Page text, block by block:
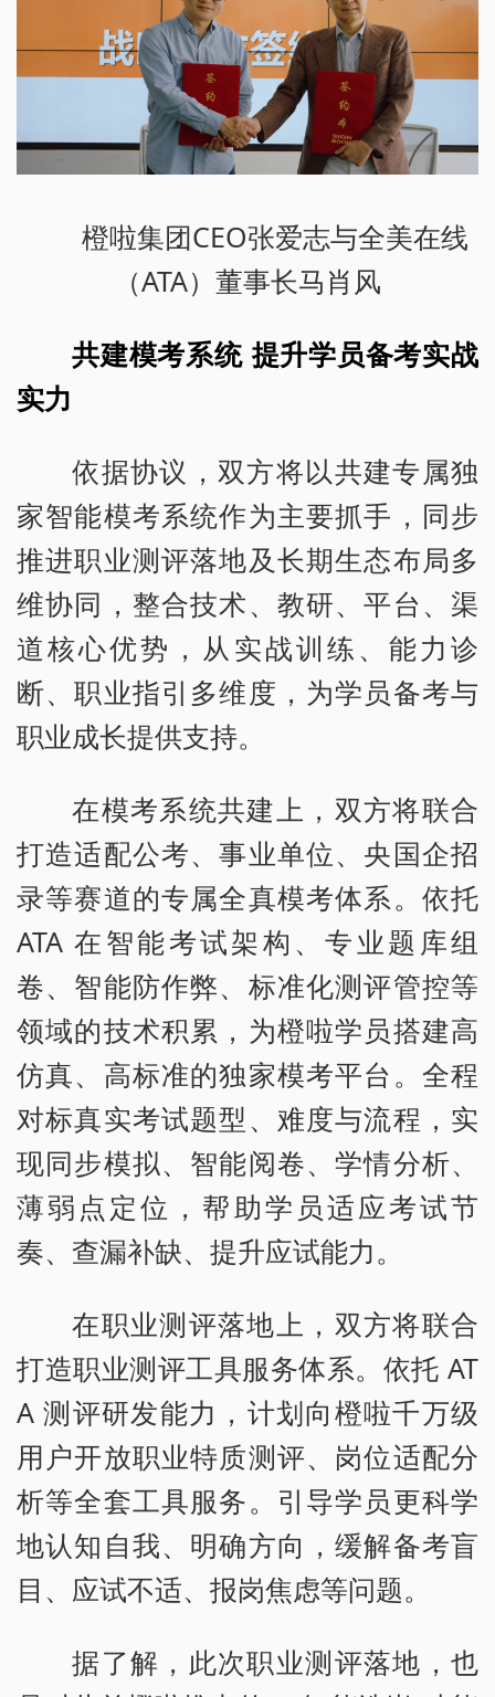
橙啦集团CEO张爱志与全美在线
（ATA）董事长马肖风
共建模考系统 提升学员备考实战
实力
依据协议，双方将以共建专属独
家智能模考系统作为主要抓手，同步
推进职业测评落地及长期生态布局多
维协同，整合技术、教研、平台、渠
道核心优势，从实战训练、能力诊
断、职业指引多维度，为学员备考与
职业成长提供支持。
在模考系统共建上，双方将联合
打造适配公考、事业单位、央国企招
录等赛道的专属全真模考体系。依托
ATA 在智能考试架构、专业题库组
卷、智能防作弊、标准化测评管控等
领域的技术积累，为橙啦学员搭建高
仿真、高标准的独家模考平台。全程
对标真实考试题型、难度与流程，实
现同步模拟、智能阅卷、学情分析、
薄弱点定位，帮助学员适应考试节
奏、查漏补缺、提升应试能力。
在职业测评落地上，双方将联合
打造职业测评工具服务体系。依托 AT
A 测评研发能力，计划向橙啦千万级
用户开放职业特质测评、岗位适配分
析等全套工具服务。引导学员更科学
地认知自我、明确方向，缓解备考盲
目、应试不适、报岗焦虑等问题。
据了解，此次职业测评落地，也